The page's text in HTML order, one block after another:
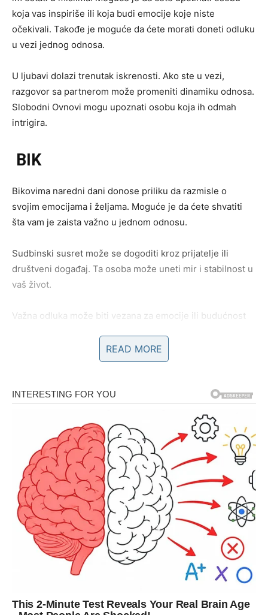
koja vas inspiriše ili koja budi emocije koje niste
očekivali. Takođe je moguće da ćete morati doneti odluku
u vezi jednog odnosa.
U ljubavi dolazi trenutak iskrenosti. Ako ste u vezi,
razgovor sa partnerom može promeniti dinamiku odnosa.
Slobodni Ovnovi mogu upoznati osobu koja ih odmah
intrigira.
BIK
Bikovima naredni dani donose priliku da razmisle o
svojim emocijama i željama. Moguće je da ćete shvatiti
šta vam je zaista važno u jednom odnosu.
Sudbinski susret može se dogoditi kroz prijatelje ili
društveni događaj. Ta osoba može uneti mir i stabilnost u
vaš život.
Važna odluka može biti vezana za emocije ili budućnost
Blizanci ulaze u period komunikacije i susreta. Moguće je
da ćete upoznati osobu koja vas privlači svojom
energijom i načinom razmišljanja.
Sudbinski susret može doći potpuno neočekivano – kroz
razgovor, putovanje ili društveni događaj.
Važna odluka može se odnositi na to kome ćete pokloniti
svoje vreme i pažnju.
koji ih podseća na ono što je zaista važno u životu.
READ MORE